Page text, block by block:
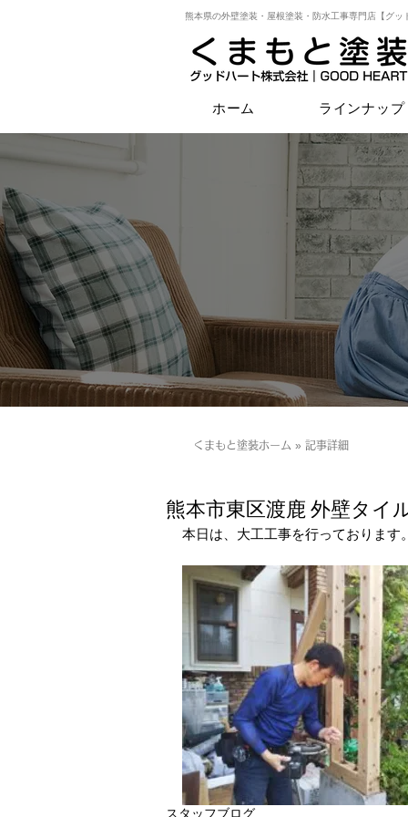
熊本県の外壁塗装・屋根塗装・防水工事専門店【グ
ホーム ラインナップ
くまもと塗装ホーム » 記事詳細
熊本市東区渡鹿 外壁タイ
本日は、大工工事を行っております